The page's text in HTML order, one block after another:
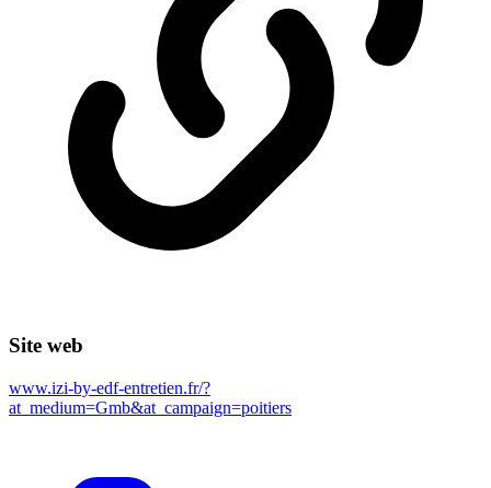
Site web
www.izi-by-edf-entretien.fr/?
at_medium=Gmb&at_campaign=poitiers